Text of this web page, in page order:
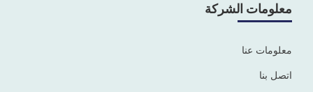
معلومات الشركة
معلومات عنا
اتصل بنا